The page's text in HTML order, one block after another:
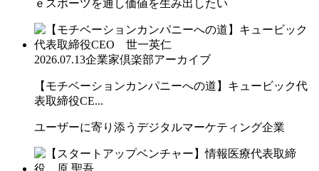
ｅスポーツを通し価値を生み出したい
2026.07.13企業家倶楽部アーカイブ
【モチベーションカンパニーへの道】キュービック代
表取締役CE...
ユーザーに寄り添うデジタルマーケティング企業